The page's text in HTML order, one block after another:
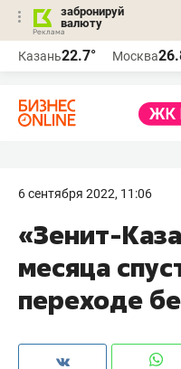
забронируй
валюту
Казань22.7° Москва
6 сентября 2022, 11:06
«Зенит-
месяца
переходе